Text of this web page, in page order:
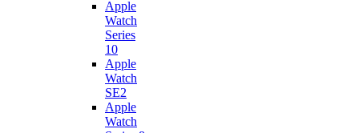
Apple
Watch
Series
10
Apple
Watch
SE2
Apple
Watch